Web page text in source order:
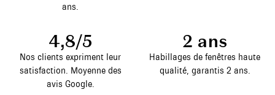
ans.
4,8/5
Nos clients expriment leur
satisfaction. Moyenne des
avis Google.
2 ans
Habillages de fenêtres haute
qualité, garantis 2 ans.